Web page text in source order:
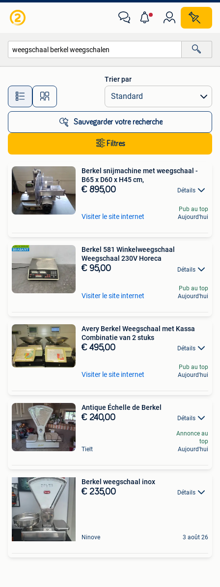
Toutes les distances…
Trier par
Sauvegarder votre recherche
Filtres
Berkel snijmachine met weegschaal -
B65 x D60 x H45 cm,
€ 895,00 Détails
Visiter le site internet
Pub au top
Aujourd'hui
Berkel 581 Winkelweegschaal
Weegschaal 230V Horeca
€ 95,00 Détails
Visiter le site internet
Pub au top
Aujourd'hui
Avery Berkel Weegschaal met Kassa
Combinatie van 2 stuks
€ 495,00 Détails
Visiter le site internet
Pub au top
Aujourd'hui
Antique Échelle de Berkel
€ 240,00 Détails
Tielt
Annonce au
top
Aujourd'hui
Berkel weegschaal inox
€ 235,00 Détails
Ninove 3 août 26